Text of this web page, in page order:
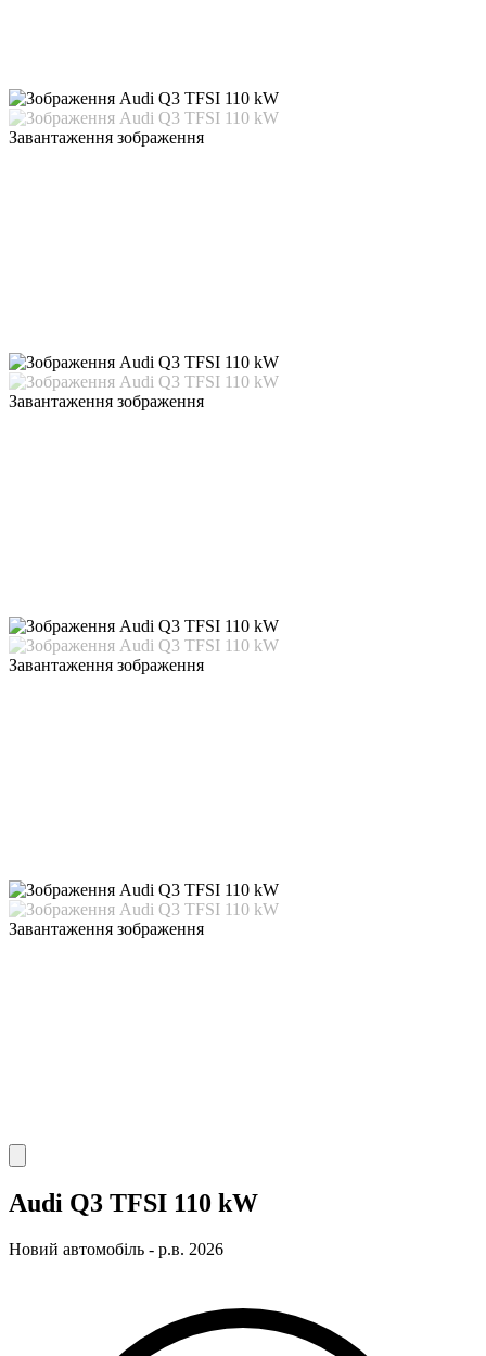
Завантаження зображення
Завантаження зображення
Завантаження зображення
Завантаження зображення
Audi Q3 TFSI 110 kW
Новий автомобіль - р.в. 2026